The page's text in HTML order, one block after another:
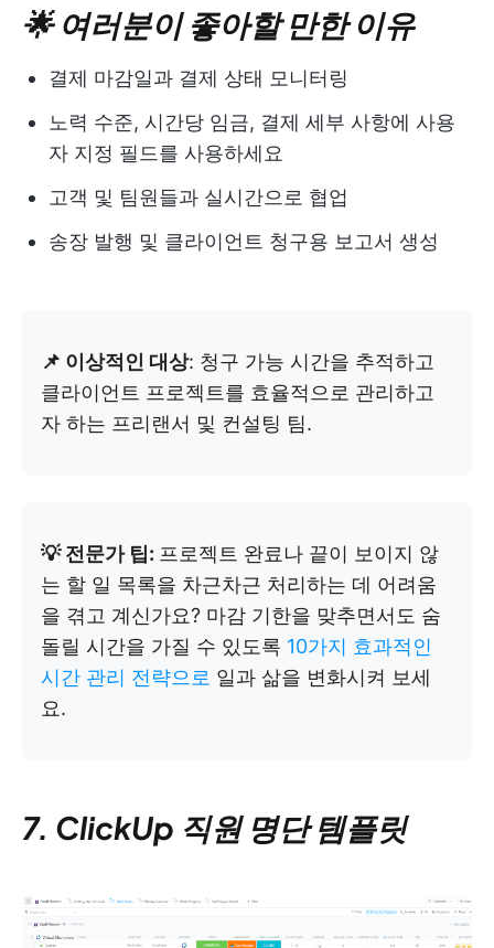
🌟 여러분이 좋아할 만한 이유
결제 마감일과 결제 상태 모니터링
노력 수준, 시간당 임금, 결제 세부 사항에 사용
자 지정 필드를 사용하세요
고객 및 팀원들과 실시간으로 협업
송장 발행 및 클라이언트 청구용 보고서 생성
📌 이상적인 대상: 청구 가능 시간을 추적하고
클라이언트 프로젝트를 효율적으로 관리하고
자 하는 프리랜서 및 컨설팅 팀.
💡 전문가 팁: 프로젝트 완료나 끝이 보이지 않
는 할 일 목록을 차근차근 처리하는 데 어려움
을 겪고 계신가요? 마감 기한을 맞추면서도 숨
돌릴 시간을 가질 수 있도록 10가지 효과적인
시간 관리 전략으로 일과 삶을 변화시켜 보세
요.
7. ClickUp 직원 명단 템플릿